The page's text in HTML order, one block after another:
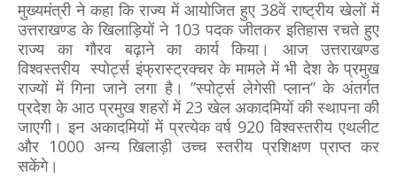
मुख्यमंत्री ने कहा कि राज्य में आयोजित हुए 38वें राष्ट्रीय खेलों में
उत्तराखण्ड के खिलाड़ियों ने 103 पदक जीतकर इतिहास रचते हुए
राज्य का गौरव बढ़ाने का कार्य किया। आज उत्तराखण्ड
विश्वस्तरीय स्पोर्ट्स इंफ्रास्ट्रक्चर के मामले में भी देश के प्रमुख
राज्यों में गिना जाने लगा है। ’’स्पोर्ट्स लेगेसी प्लान’’ के अंतर्गत
प्रदेश के आठ प्रमुख शहरों में 23 खेल अकादमियों की स्थापना की
जाएगी। इन अकादमियों में प्रत्येक वर्ष 920 विश्वस्तरीय एथलीट
और 1000 अन्य खिलाड़ी उच्च स्तरीय प्रशिक्षण प्राप्त कर
सकेंगे।